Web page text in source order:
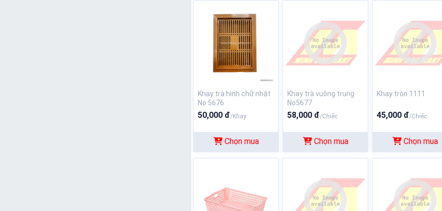
Khay trà hình chữ nhật
No 5676
50,000 đ/Khay
Chọn mua
Khay trà vuông trung
No5677
58,000 đ/Chiếc
Chọn mua
Khay tròn 1111
45,000 đ/Chiếc
Chọn mua